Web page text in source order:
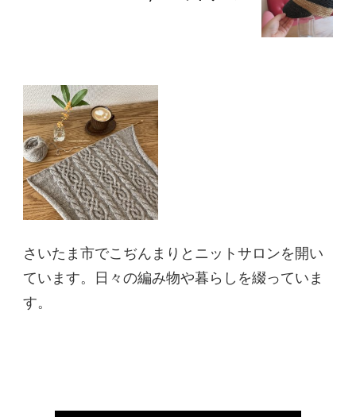
さいたま市でこぢんまりとニットサロンを開い
ています。日々の編み物や暮らしを綴っていま
す。